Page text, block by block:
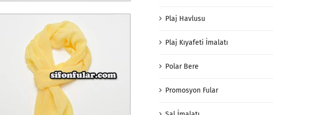
Plaj Havlusu
Plaj Kıyafeti İmalatı
Polar Bere
Promosyon Fular